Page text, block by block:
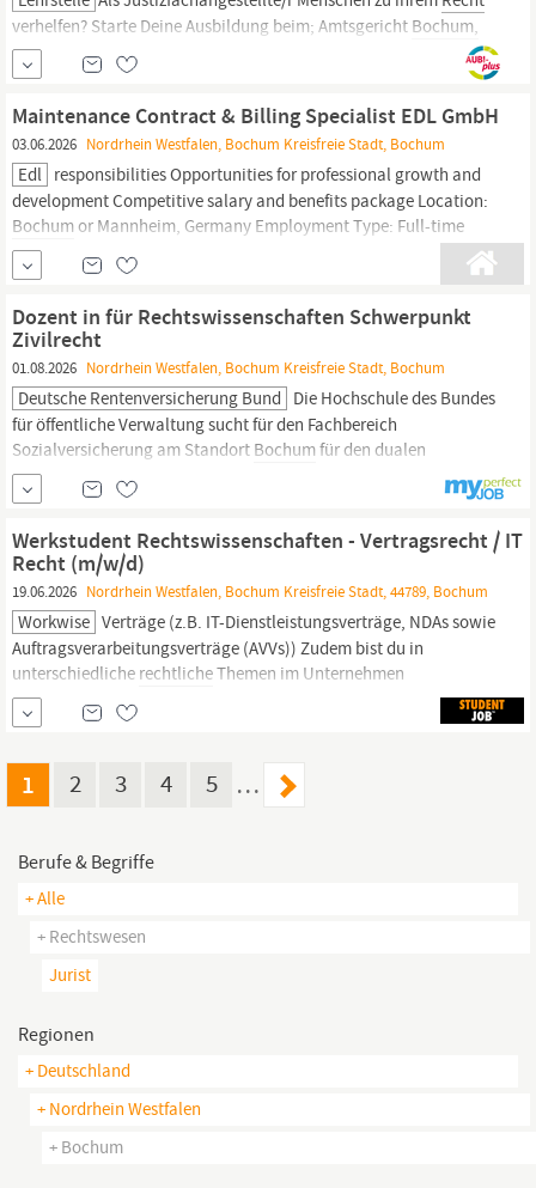
verhelfen? Starte Deine Ausbildung beim; Amtsgericht Bochum,
Recklinghausen oder Witten im Landgerichtsbezirk
Als
Justizfachangestellte (m/w/d) sorgst Du für einen reibungslosen
Büroorganisation und...
Maintenance Contract & Billing Specialist EDL GmbH
03.06.2026 Nordrhein Westfalen, Bochum Kreisfreie Stadt, Bochum
Edl responsibilities Opportunities for professional growth and
development Competitive salary and benefits package Location:
Bochum or Mannheim, Germany Employment Type: Full-time
Servicevertrags- und Fakturierungsspezialist (m/w/d) Über uns
EDL ist ein führender europäischer Anbieter von
Dozent in für Rechtswissenschaften Schwerpunkt
Zivilrecht
01.08.2026 Nordrhein Westfalen, Bochum Kreisfreie Stadt, Bochum
Deutsche Rentenversicherung Bund Die Hochschule des Bundes
für öffentliche Verwaltung sucht für den Fachbereich
Sozialversicherung am Standort Bochumfür den dualen
Studiengang Bachelor of Laws Sie als Dozent in für
Rechtswissenschaften
Bochum
Ausschreibungsnummer: 25...
Werkstudent Rechtswissenschaften - Vertragsrecht / IT
Recht (m/w/d)
19.06.2026 Nordrhein Westfalen, Bochum Kreisfreie Stadt, 44789, Bochum
Workwise Verträge (z.B. IT-Dienstleistungsverträge, NDAs sowie
Auftragsverarbeitungsverträge (AVVs)) Zudem bist du in
unterschiedliche rechtlicheThemen im Unternehmen
eingebunden und unterstützt bei der Bearbeitung vielfältiger
Fragestellungen Du recherchierst zu aktuellen
regulatorischen...
1 2 3 4 5 …
Berufe & Begriffe
+ Alle
+ Rechtswesen
Jurist
Regionen
+ Deutschland
+ Nordrhein Westfalen
+ Bochum